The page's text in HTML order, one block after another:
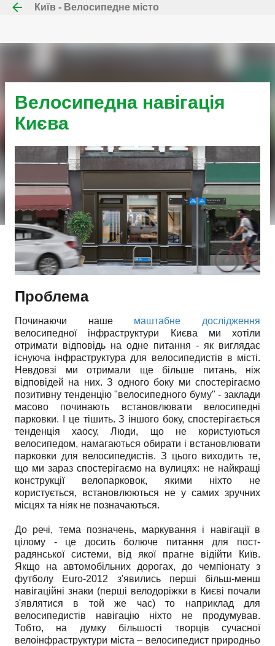
Перейти до основного вмісту
Київ - Велосипедне місто
Велосипедна навігація
Києва
Проблема
Починаючи наше маштабне дослідження
велосипедної інфраструктури Києва ми хотіли
отримати відповідь на одне питання - як виглядає
існуюча інфраструктура для велосипедистів в місті.
Невдовзі ми отримали ще більше питань, ніж
відповідей на них. З одного боку ми спостерігаємо
позитивну тенденцію "велосипедного буму" - заклади
масово починають встановлювати велосипедні
парковки. І це тішить. З іншого боку, спостерігається
тенденція хаосу, Люди, що не користуються
велосипедом, намагаються обирати і встановлювати
парковки для велосипедистів. З цього виходить те,
що ми зараз спостерігаємо на вулицях: не найкращі
конструкції велопарковок, якими ніхто не
користується, встановлюються не у самих зручних
місцях та ніяк не позначаються.
До речі, тема позначень, маркування і навігації в
цілому - це досить болюче питання для пост-
радянської системи, від якої прагне відійти Київ.
Якщо на автомобільних дорогах, до чемпіонату з
футболу Euro-2012 з'явились перші більш-менш
навігаційні знаки (перші велодоріжки в Києві почали
з'являтися в той же час) то наприклад для
велосипедистів навігацію ніхто не продумував.
Тобто, на думку більшості творців сучасної
велоінфраструктури міста – велосипедист природньо